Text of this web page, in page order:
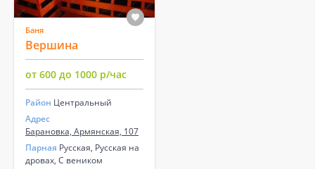
Баня
Вершина
от 600 до 1000 р/час
Район Центральный
Адрес
Барановка, Армянская, 107
Парная Русская, Русская на
дровах, С веником